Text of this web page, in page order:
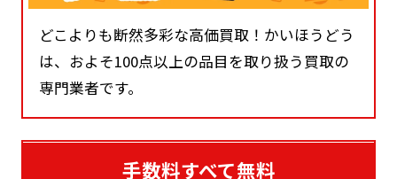
どこよりも断然多彩な高価買取！かいほうどう
は、およそ100点以上の品目を取り扱う買取の
専門業者です。
手数料すべて無料